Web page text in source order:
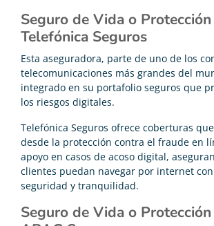
Seguro de Vida o
Telefónica Seguros
Esta aseguradora, parte de uno de los
telecomunicaciones más grandes del
integrado en su portafolio seguros que
los riesgos digitales.
Telefónica Seguros ofrece coberturas
desde la protección contra el fraude en
apoyo en casos de acoso digital,
clientes puedan navegar por internet
seguridad y tranquilidad.
Seguro de Vida o